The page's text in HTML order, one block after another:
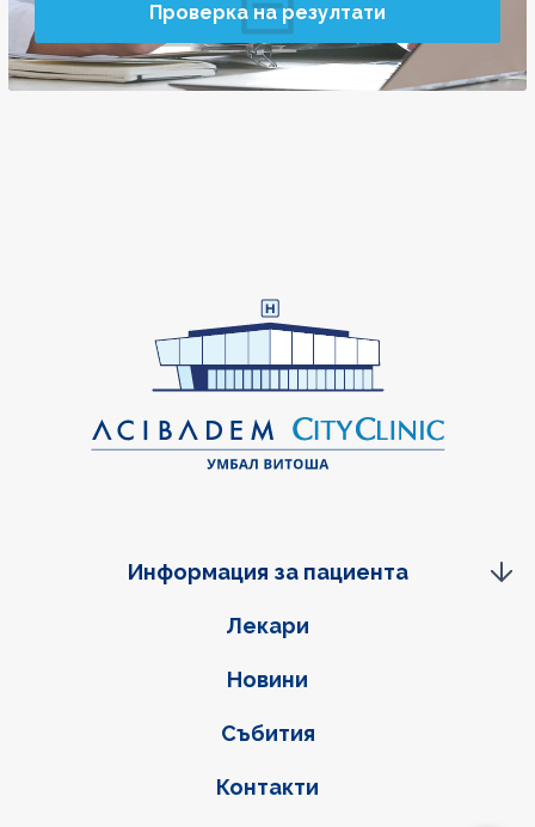
Проверка на резултати
Фуутер навигация
Лекари
Новини
Събития
Контакти
Информация за пациента